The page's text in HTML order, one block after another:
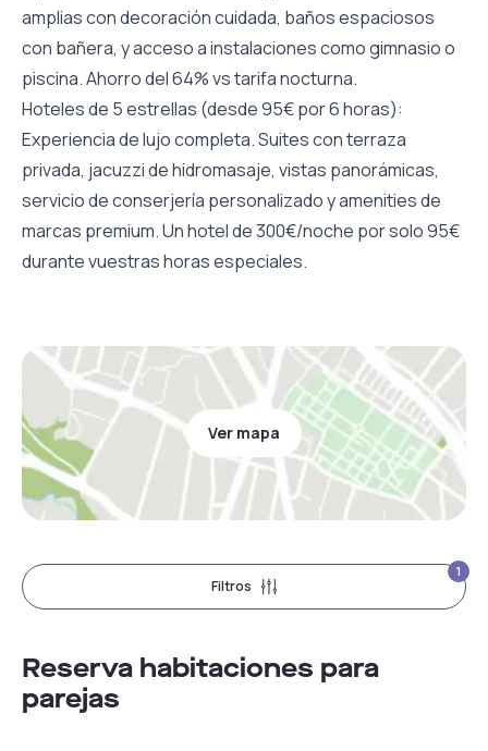
amplias con decoración cuidada, baños espaciosos
con bañera, y acceso a instalaciones como gimnasio o
piscina. Ahorro del 64% vs tarifa nocturna.
Hoteles de 5 estrellas (desde 95€ por 6 horas):
Experiencia de lujo completa. Suites con terraza
privada, jacuzzi de hidromasaje, vistas panorámicas,
servicio de conserjería personalizado y amenities de
marcas premium. Un hotel de 300€/noche por solo 95€
durante vuestras horas especiales.
Ver mapa
1
Filtros
Reserva habitaciones para
parejas